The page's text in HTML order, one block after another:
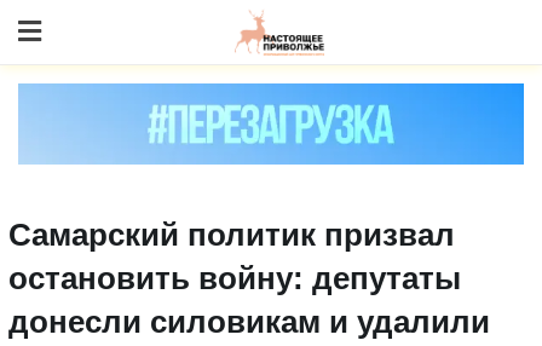
to content
Самарский политик призвал
остановить войну: депутаты
донесли силовикам и удалили